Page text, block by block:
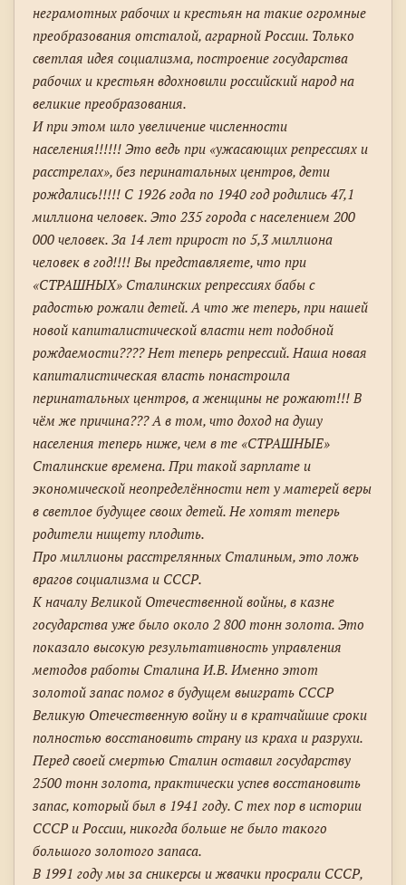
неграмотных рабочих и крестьян на такие огромные
преобразования отсталой, аграрной России. Только
светлая идея социализма, построение государства
рабочих и крестьян вдохновили российский народ на
великие преобразования.
И при этом шло увеличение численности
населения!!!!!! Это ведь при «ужасающих репрессиях и
расстрелах», без перинатальных центров, дети
рождались!!!!! С 1926 года по 1940 год родились 47,1
миллиона человек. Это 235 города с населением 200
000 человек. За 14 лет прирост по 5,3 миллиона
человек в год!!!! Вы представляете, что при
«СТРАШНЫХ» Сталинских репрессиях бабы с
радостью рожали детей. А что же теперь, при нашей
новой капиталистической власти нет подобной
рождаемости???? Нет теперь репрессий. Наша новая
капиталистическая власть понастроила
перинатальных центров, а женщины не рожают!!! В
чём же причина??? А в том, что доход на душу
населения теперь ниже, чем в те «СТРАШНЫЕ»
Сталинские времена. При такой зарплате и
экономической неопределённости нет у матерей веры
в светлое будущее своих детей. Не хотят теперь
родители нищету плодить.
Про миллионы расстрелянных Сталиным, это ложь
врагов социализма и СССР.
К началу Великой Отечественной войны, в казне
государства уже было около 2 800 тонн золота. Это
показало высокую результативность управления
методов работы Сталина И.В. Именно этот
золотой запас помог в будущем выиграть СССР
Великую Отечественную войну и в кратчайшие сроки
полностью восстановить страну из краха и разрухи.
Перед своей смертью Сталин оставил государству
2500 тонн золота, практически успев восстановить
запас, который был в 1941 году. С тех пор в истории
СССР и России, никогда больше не было такого
большого золотого запаса.
В 1991 году мы за сникерсы и жвачки просрали СССР,